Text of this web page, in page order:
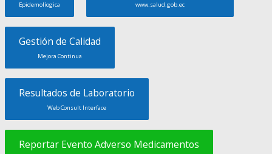
Epidemolíogica www.salud.gob.ec
Gestión de Calidad
Mejora Continua
Resultados de Laboratorio
Web Consult Interface
Reportar Evento Adverso Medicamentos